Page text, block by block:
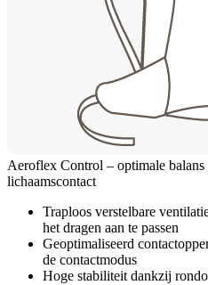
Aeroflex Control – optimale balans
lichaamscontact
Traploos verstelbare
het dragen aan te passen
Geoptimaliseerd
de contactmodus
Hoge stabiliteit dankzij